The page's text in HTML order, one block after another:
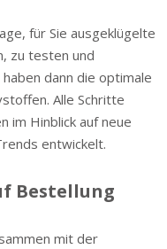
für Sie ausgeklügelte
zu testen und
dann die optimale
Alle Schritte
im Hinblick auf neue
entwickelt.
Bestellung
mit der